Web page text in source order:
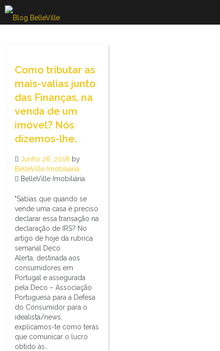
Skip
to
content
Como tributar as
mais-valias junto
das Finanças, na
venda de um
imóvel? Nós
dizemos-lhe.
Junho 26, 2018 by
BelleVille Imobiliária
BelleVille Imobiliária
"Sabias que quando se
vende uma casa é preciso
declarar essa transação na
declaração de IRS? No
artigo de hoje da rubrica
semanal Deco
Alerta, destinada aos
consumidores em
Portugal e assegurada
pela Deco – Associação
Portuguesa para a Defesa
do Consumidor para o
idealista/news,
explicamos-te como terás
que comunicar o lucro
obtido às…